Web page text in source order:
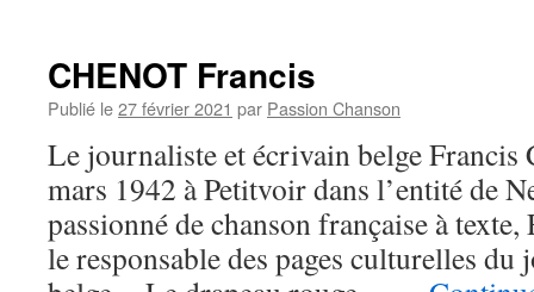
CHENOT Francis
Publié le27 février 2021 par Passion Chanson
Le journaliste et écrivain belge Francis
mars 1942 à Petitvoir dans l’entité de
passionné de chanson française à
le responsable des pages culturelles